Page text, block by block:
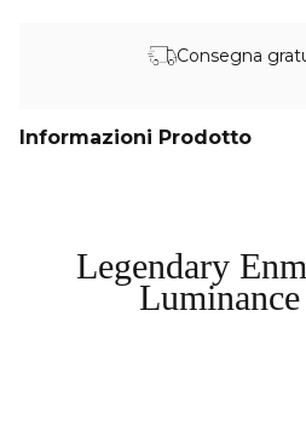
Consegna
Informazioni Prodotto
Legendary